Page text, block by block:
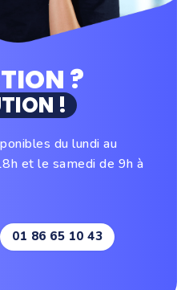
?
!
du lundi au
et le samedi de 9h à
01 86 65 10 43